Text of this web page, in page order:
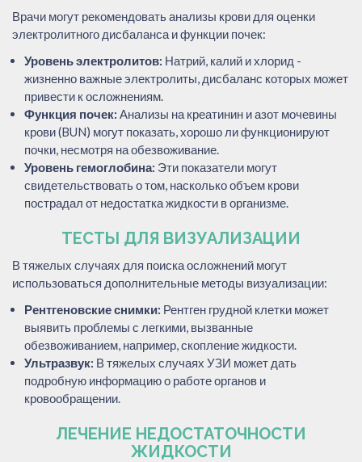
Врачи могут рекомендовать анализы крови для оценки
электролитного дисбаланса и функции почек:
Уровень электролитов: Натрий, калий и хлорид -
жизненно важные электролиты, дисбаланс которых может
привести к осложнениям.
Функция почек: Анализы на креатинин и азот мочевины
крови (BUN) могут показать, хорошо ли функционируют
почки, несмотря на обезвоживание.
Уровень гемоглобина: Эти показатели могут
свидетельствовать о том, насколько объем крови
пострадал от недостатка жидкости в организме.
ТЕСТЫ ДЛЯ ВИЗУАЛИЗАЦИИ
В тяжелых случаях для поиска осложнений могут
использоваться дополнительные методы визуализации:
Рентгеновские снимки: Рентген грудной клетки может
выявить проблемы с легкими, вызванные
обезвоживанием, например, скопление жидкости.
Ультразвук: В тяжелых случаях УЗИ может дать
подробную информацию о работе органов и
кровообращении.
ЛЕЧЕНИЕ НЕДОСТАТОЧНОСТИ
ЖИДКОСТИ